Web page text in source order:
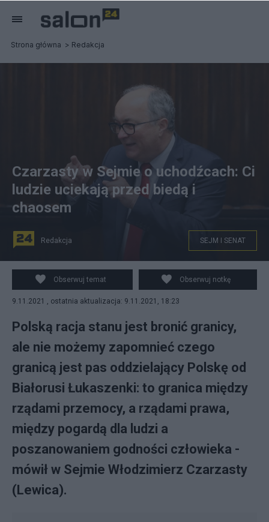
Strona główna Redakcja
Włodzimierz Czarzasty. Fot. PAP/Paweł Supernak
Czarzasty w Sejmie o uchodźcach: Ci
ludzie uciekają przed biedą i
chaosem
Redakcja SEJM I SENAT
Obserwuj temat Obserwuj notkę
9.11.2021 , ostatnia aktualizacja: 9.11.2021, 18:23
Polską racja stanu jest bronić granicy,
ale nie możemy zapomnieć czego
granicą jest pas oddzielający Polskę od
Białorusi Łukaszenki: to granica między
rządami przemocy, a rządami prawa,
między pogardą dla ludzi a
poszanowaniem godności człowieka -
mówił w Sejmie Włodzimierz Czarzasty
(Lewica).